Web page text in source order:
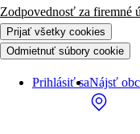
Zodpovednosť za firemné
Prijať všetky cookies
Odmietnuť súbory cookie
Prihlásiť saNájsť